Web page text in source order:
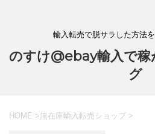
輸入転売で脱サラした方法
のすけ@ebay輸入で稼
グ
HOME >無在庫輸入転売ショップ >